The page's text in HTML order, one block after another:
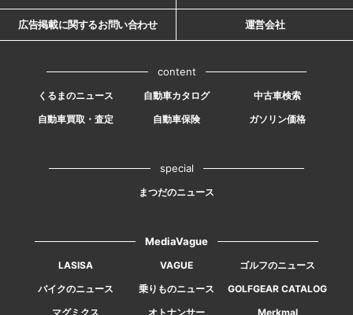
広告掲載に関するお問い合わせ 運営会社
content
くるまのニュース 自動車カタログ
中古車検索
自動車買取・査定
自動車保険 ガソリン価格
special
まつだのニュース
MediaVague
LASISA VAGUE
ゴルフのニュース
バイクのニュース
乗りものニュース
GOLFGEAR CATALOG
マグミクス
オトナンサー Merkmal